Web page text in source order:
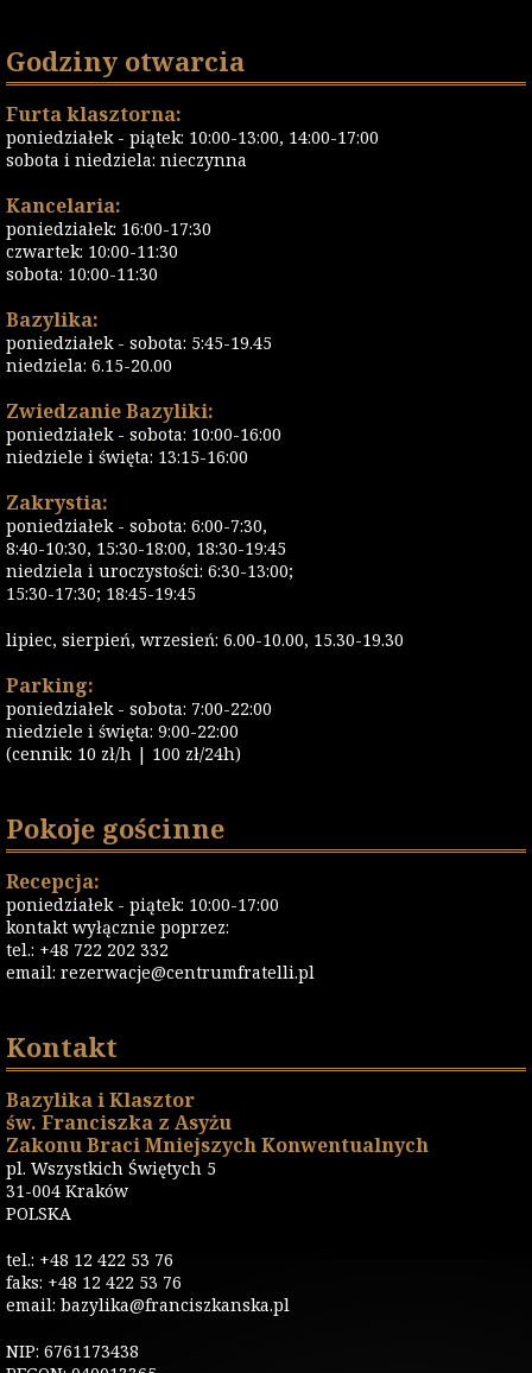
Godziny otwarcia
Furta klasztorna:
poniedziałek - piątek: 10:00-13:00, 14:00-17:00
sobota i niedziela: nieczynna
Kancelaria:
poniedziałek: 16:00-17:30
czwartek: 10:00-11:30
sobota: 10:00-11:30
Bazylika:
poniedziałek - sobota: 5:45-19.45
niedziela: 6.15-20.00
Zwiedzanie Bazyliki:
poniedziałek - sobota: 10:00-16:00
niedziele i święta: 13:15-16:00
Zakrystia:
poniedziałek - sobota: 6:00-7:30,
8:40-10:30, 15:30-18:00, 18:30-19:45
niedziela i uroczystości: 6:30-13:00;
15:30-17:30; 18:45-19:45
lipiec, sierpień, wrzesień: 6.00-10.00, 15.30-19.30
Parking:
poniedziałek - sobota: 7:00-22:00
niedziele i święta: 9:00-22:00
(cennik: 10 zł/h | 100 zł/24h)
Pokoje gościnne
Recepcja:
poniedziałek - piątek: 10:00-17:00
kontakt wyłącznie poprzez:
tel.: +48 722 202 332
email: rezerwacje@centrumfratelli.pl
Kontakt
Bazylika i Klasztor
św. Franciszka z Asyżu
Zakonu Braci Mniejszych Konwentualnych
pl. Wszystkich Świętych 5
31-004 Kraków
POLSKA
tel.: +48 12 422 53 76
faks: +48 12 422 53 76
email: bazylika@franciszkanska.pl
NIP: 6761173438